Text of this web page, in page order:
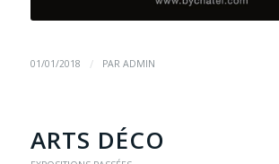
01/01/2018 / PAR ADMIN
ARTS DÉCO